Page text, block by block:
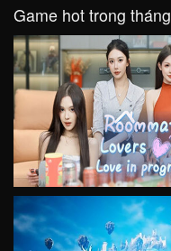
Game hot trong tháng
VIEW